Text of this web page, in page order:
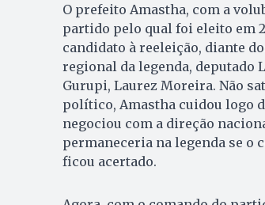
O prefeito Amastha, com a
partido pelo qual foi eleito em
candidato à reeleição, diante
regional da legenda, deputado
Gurupi, Laurez Moreira. Não
político, Amastha cuidou logo
negociou com a direção
permaneceria na legenda se o
ficou acertado.